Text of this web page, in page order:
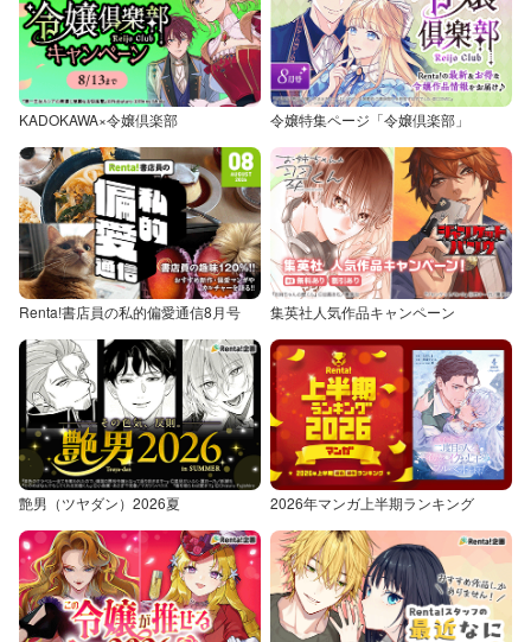
KADOKAWA×令嬢倶楽部 令嬢特集ページ「令嬢倶楽部」
Renta!書店員の私的偏愛通信8月号 集英社人気作品キャンペーン
艶男（ツヤダン）2026夏 2026年マンガ上半期ランキング